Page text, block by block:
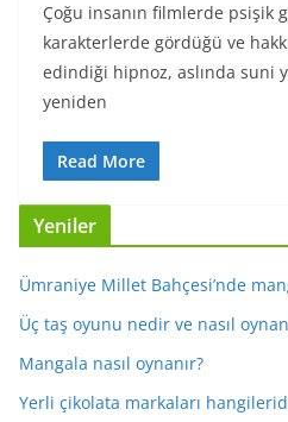
Çoğu insanın filmlerde psişik
karakterlerde gördüğü ve
edindiği hipnoz, aslında suni
yeniden
Read More
Yeniler
Ümraniye Millet Bahçesi’nde
Üç taş oyunu nedir ve nasıl
Mangala nasıl oynanır?
Yerli çikolata markaları